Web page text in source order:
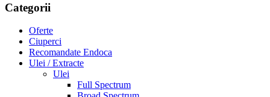
Categorii
Oferte
Ciuperci
Recomandate Endoca
Ulei / Extracte
Ulei
Full Spectrum